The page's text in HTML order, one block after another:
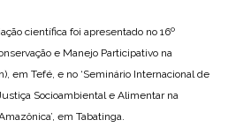
científica foi apresentado no 16º
e Manejo Participativo na
em Tefé, e no ‘Seminário Internacional de
Socioambiental e Alimentar na
em Tabatinga.